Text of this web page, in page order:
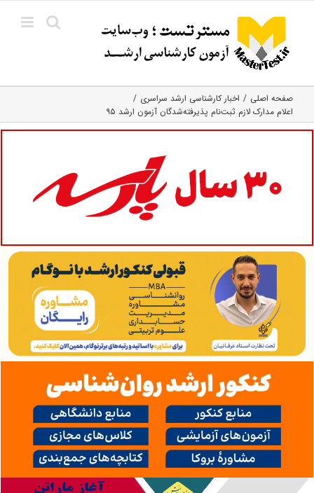
content
صفحه اصلی
اخبار کارشناسی ارشد سراسری
اعلام مدارک‌ لازم‌ ثبت‌نام‌ پذیرفته‌شدگان آزمون ارشد ۹۵